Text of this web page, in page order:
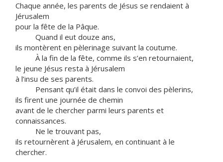
Chaque année, les parents de Jésus se rendaient à
Jérusalem
pour la fête de la Pâque.
Quand il eut douze ans,
ils montèrent en pèlerinage suivant la coutume.
À la fin de la fête, comme ils s’en retournaient,
le jeune Jésus resta à Jérusalem
à l’insu de ses parents.
Pensant qu’il était dans le convoi des pèlerins,
ils firent une journée de chemin
avant de le chercher parmi leurs parents et
connaissances.
Ne le trouvant pas,
ils retournèrent à Jérusalem, en continuant à le
chercher.